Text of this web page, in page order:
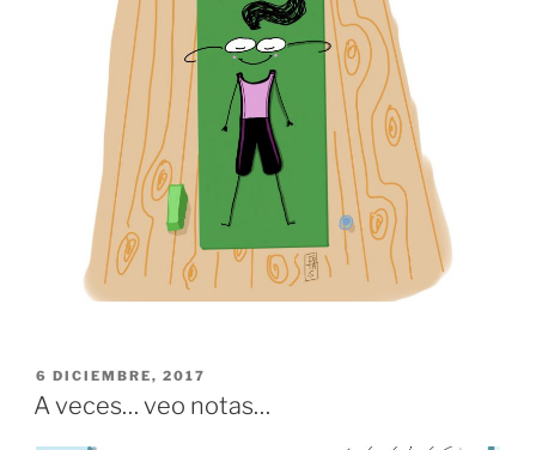
PUBLICADO
EL
6 DICIEMBRE, 2017
A veces… veo notas…